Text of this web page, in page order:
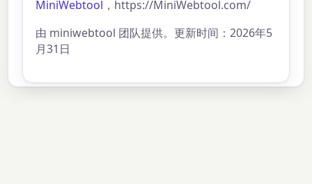
MiniWebtool ，https://MiniWebtool.com/
由 miniwebtool 团队提供。更新时间：2026年5
月31日